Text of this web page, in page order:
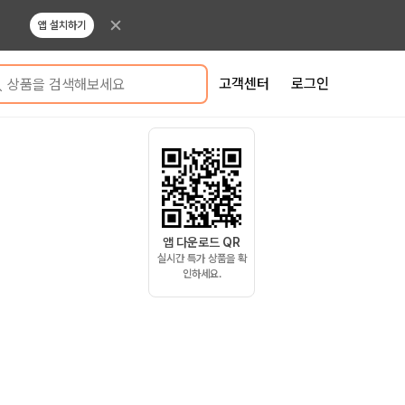
앱 설치하기
상품을 검색해보세요 고객센터 로그인
앱 다운로드 QR
실시간 특가 상품을 확
인하세요.